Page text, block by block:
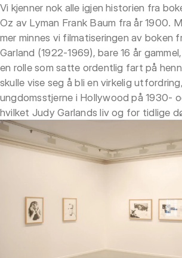
Vi kjenner nok alle igjen historien fra
Oz av Lyman Frank Baum fra år 1900.
mer minnes vi filmatiseringen av boken
Garland (1922-1969), bare 16 år
en rolle som satte ordentlig fart på
skulle vise seg å bli en virkelig
ungdomsstjerne i Hollywood på 1930-
hvilket Judy Garlands liv og for tidlige